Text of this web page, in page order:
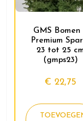
GMS Bomen
Premium
23 tot 25
(gmps23)
€ 22,75